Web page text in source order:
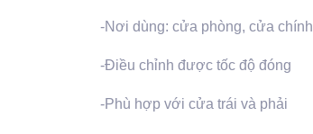
-Nơi dùng: cửa phòng, cửa chính
-Điều chỉnh được tốc độ đóng
-Phù hợp với cửa trái và phải